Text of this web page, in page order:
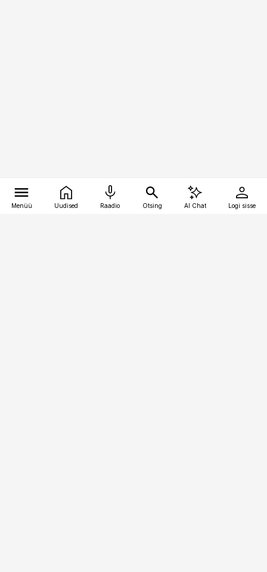
Menüü Uudised Raadio Otsing AI Chat Logi sisse